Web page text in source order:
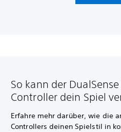
So kann der
Controller dein Spiel
Erfahre mehr darüber, wie die
Controllers deinen Spielstil in